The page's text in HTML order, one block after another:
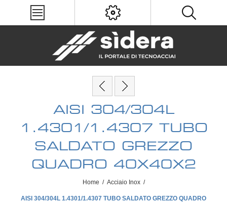
AISI 304/304L
1.4301/1.4307 TUBO
SALDATO GREZZO
QUADRO 40X40X2
Home / Acciaio Inox /
AISI 304/304L 1.4301/1.4307 TUBO SALDATO GREZZO QUADRO